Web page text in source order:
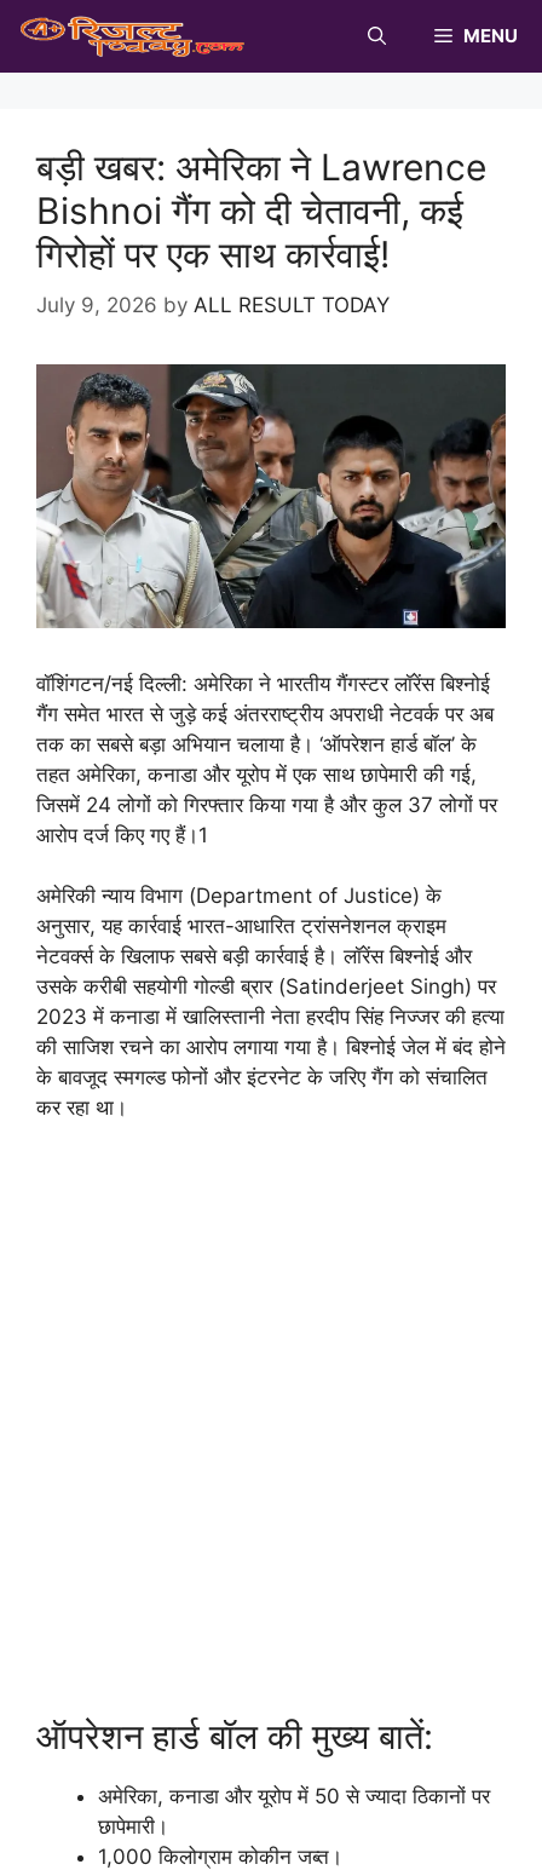
Skip
content
MENU
बड़ी खबर: अमेरिका ने Lawrence
Bishnoi गैंग को दी चेतावनी, कई
गिरोहों पर एक साथ कार्रवाई!
July 9, 2026 by ALL RESULT TODAY
वॉशिंगटन/नई दिल्ली: अमेरिका ने भारतीय गैंगस्टर लॉरेंस बिश्नोई
गैंग समेत भारत से जुड़े कई अंतरराष्ट्रीय अपराधी नेटवर्क पर अब
तक का सबसे बड़ा अभियान चलाया है। ‘ऑपरेशन हार्ड बॉल’ के
तहत अमेरिका, कनाडा और यूरोप में एक साथ छापेमारी की गई,
जिसमें 24 लोगों को गिरफ्तार किया गया है और कुल 37 लोगों पर
आरोप दर्ज किए गए हैं।1
अमेरिकी न्याय विभाग (Department of Justice) के
अनुसार, यह कार्रवाई भारत-आधारित ट्रांसनेशनल क्राइम
नेटवर्क्स के खिलाफ सबसे बड़ी कार्रवाई है। लॉरेंस बिश्नोई और
उसके करीबी सहयोगी गोल्डी ब्रार (Satinderjeet Singh) पर
2023 में कनाडा में खालिस्तानी नेता हरदीप सिंह निज्जर की हत्या
की साजिश रचने का आरोप लगाया गया है। बिश्नोई जेल में बंद होने
के बावजूद स्मगल्ड फोनों और इंटरनेट के जरिए गैंग को संचालित
कर रहा था।
ऑपरेशन हार्ड बॉल की मुख्य बातें:
अमेरिका, कनाडा और यूरोप में 50 से ज्यादा ठिकानों पर
छापेमारी।
1,000 किलोग्राम कोकीन जब्त।